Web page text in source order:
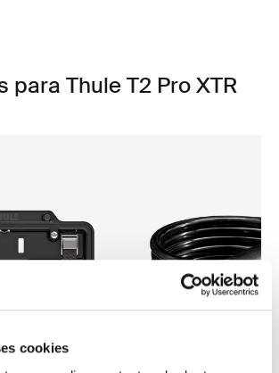
cookies
para Thule T2 Pro XTR